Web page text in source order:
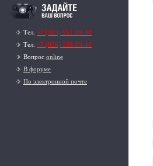
Тел. +7 (495) 951-99-44
Тел. +7 (926) 159-99-44
Вопрос online
В форуме
По электронной почте